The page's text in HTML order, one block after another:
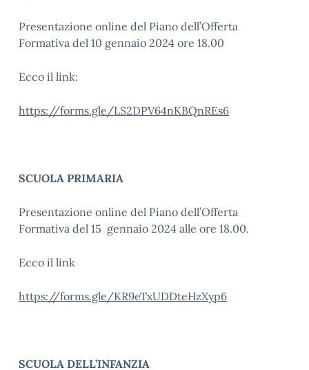
Presentazione online del Piano dell’Offerta
Formativa del 10 gennaio 2024 ore 18.00
Ecco il link:
https://forms.gle/LS2DPV64nKBQnREs6
SCUOLA PRIMARIA
Presentazione online del Piano dell’Offerta
Formativa del 15 gennaio 2024 alle ore 18.00.
Ecco il link
https://forms.gle/KR9eTxUDDteHzXyp6
SCUOLA DELL’INFANZIA